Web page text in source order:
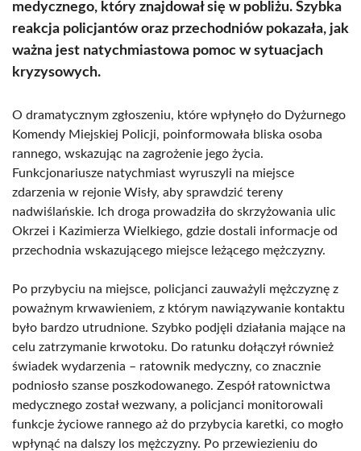
medycznego, który znajdował się w pobliżu. Szybka
reakcja policjantów oraz przechodniów pokazała, jak
ważna jest natychmiastowa pomoc w sytuacjach
kryzysowych.
O dramatycznym zgłoszeniu, które wpłynęło do Dyżurnego
Komendy Miejskiej Policji, poinformowała bliska osoba
rannego, wskazując na zagrożenie jego życia.
Funkcjonariusze natychmiast wyruszyli na miejsce
zdarzenia w rejonie Wisły, aby sprawdzić tereny
nadwiślańskie. Ich droga prowadziła do skrzyżowania ulic
Okrzei i Kazimierza Wielkiego, gdzie dostali informacje od
przechodnia wskazującego miejsce leżącego mężczyzny.
Po przybyciu na miejsce, policjanci zauważyli mężczyznę z
poważnym krwawieniem, z którym nawiązywanie kontaktu
było bardzo utrudnione. Szybko podjęli działania mające na
celu zatrzymanie krwotoku. Do ratunku dołączył również
świadek wydarzenia – ratownik medyczny, co znacznie
podniosło szanse poszkodowanego. Zespół ratownictwa
medycznego został wezwany, a policjanci monitorowali
funkcje życiowe rannego aż do przybycia karetki, co mogło
wpłynąć na dalszy los mężczyzny. Po przewiezieniu do